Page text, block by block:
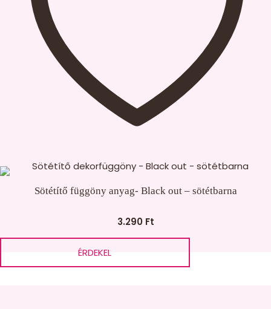
Sötétítő függöny anyag- Black out – sötétbarna
3.290 Ft
ÉRDEKEL